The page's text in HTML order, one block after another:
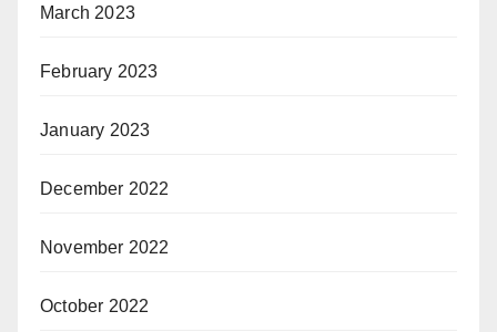
March 2023
February 2023
January 2023
December 2022
November 2022
October 2022